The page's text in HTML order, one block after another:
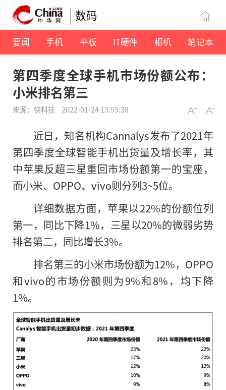
数码
要闻 手机 平板 IT硬件 相机 笔记本
第四季度全球手机市场份额公布：
小米排名第三
来源：快科技 2022-01-24 13:55:38
近日，知名机构Cannalys发布了2021年
第四季度全球智能手机出货量及增长率，其
中苹果反超三星重回市场份额第一的宝座，
而小米、OPPO、vivo则分列3~5位。
详细数据方面，苹果以22%的份额位列
第一，同比下降1%，三星以20%的微弱劣势
排名第二，同比增长3%。
排名第三的小米市场份额为12%，OPPO
和vivo的市场份额则为9%和8%，均下降
1%。